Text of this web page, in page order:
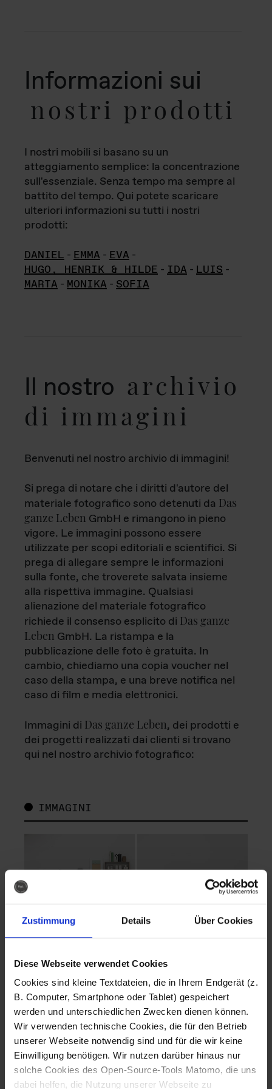
Zustimmung Details Über Cookies
Diese Webseite verwendet Cookies
Cookies sind kleine Textdateien, die in Ihrem Endgerät (z.
B. Computer, Smartphone oder Tablet) gespeichert
werden und unterschiedlichen Zwecken dienen können.
Wir verwenden technische Cookies, die für den Betrieb
unserer Webseite notwendig sind und für die wir keine
Einwilligung benötigen. Wir nutzen darüber hinaus nur
solche Cookies des Open-Source-Tools Matomo, die uns
dabei helfen, die Nutzung unserer Webseite zu
Informazioni sui
nostri prodotti
I nostri mobili si basano su un
atteggiamento semplice: la concentrazione
sull'essenziale. Senza tempo ma sempre al
battito del tempo. Qui potete scaricare
ulteriori informazioni su tutti i nostri
prodotti:
DANIEL - EMMA - EVA -
HUGO, HENRIK & HILDE - IDA - LUIS -
MARTA - MONIKA - SOFIA
Il nostro archivio
di immagini
Benvenuti nel nostro archivio di immagini!
Si prega di notare che i diritti d'autore del
materiale fotografico sono detenuti da Das
ganze Leben GmbH e rimangono in pieno
vigore. Le immagini possono essere
utilizzate per scopi editoriali e scientifici. Si
prega di allegare sempre le informazioni
sulla fonte, che troverete salvata insieme
alla rispettiva immagine. Qualsiasi
alienazione del materiale fotografico
richiede il consenso esplicito di Das ganze
Leben GmbH. La ristampa e la
pubblicazione delle foto è gratuita. In
cambio, chiediamo una copia voucher nel
caso della stampa, e una breve notifica nel
caso di film e media elettronici.
Immagini di Das ganze Leben, dei prodotti e
dei progetti realizzati dai clienti si trovano
qui nel nostro archivio fotografico:
IMMAGINI
Fotografo: Lorenz
Sternbach
Download
Fotografo: Lorenz
Sternbach
Download